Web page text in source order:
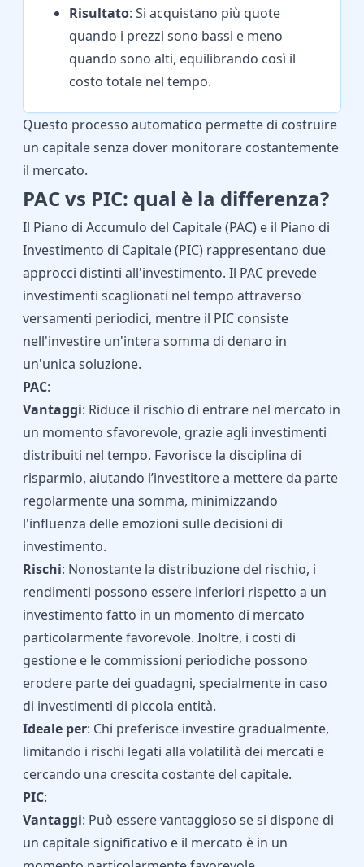
Risultato: Si acquistano più quote
quando i prezzi sono bassi e meno
quando sono alti, equilibrando così il
costo totale nel tempo.
Questo processo automatico permette di costruire
un capitale senza dover monitorare costantemente
il mercato.
PAC vs PIC: qual è la differenza?
Il Piano di Accumulo del Capitale (PAC) e il Piano di
Investimento di Capitale (PIC) rappresentano due
approcci distinti all'investimento. Il PAC prevede
investimenti scaglionati nel tempo attraverso
versamenti periodici, mentre il PIC consiste
nell'investire un'intera somma di denaro in
un'unica soluzione.
PAC:
Vantaggi: Riduce il rischio di entrare nel mercato in
un momento sfavorevole, grazie agli investimenti
distribuiti nel tempo. Favorisce la disciplina di
risparmio, aiutando l’investitore a mettere da parte
regolarmente una somma, minimizzando
l'influenza delle emozioni sulle decisioni di
investimento.
Rischi: Nonostante la distribuzione del rischio, i
rendimenti possono essere inferiori rispetto a un
investimento fatto in un momento di mercato
particolarmente favorevole. Inoltre, i costi di
gestione e le commissioni periodiche possono
erodere parte dei guadagni, specialmente in caso
di investimenti di piccola entità.
Ideale per: Chi preferisce investire gradualmente,
limitando i rischi legati alla volatilità dei mercati e
cercando una crescita costante del capitale.
PIC:
Vantaggi: Può essere vantaggioso se si dispone di
un capitale significativo e il mercato è in un